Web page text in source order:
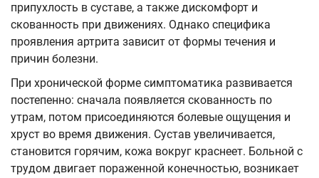
припухлость в суставе, а также дискомфорт и
скованность при движениях. Однако специфика
проявления артрита зависит от формы течения и
причин болезни.
При хронической форме симптоматика развивается
постепенно: сначала появляется скованность по
утрам, потом присоединяются болевые ощущения и
хруст во время движения. Сустав увеличивается,
становится горячим, кожа вокруг краснеет. Больной с
трудом двигает пораженной конечностью, возникает